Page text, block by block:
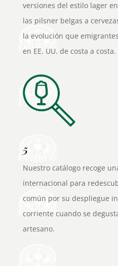
versiones del estilo lager
las pilsner belgas a
la evolución que
en EE. UU. de costa a costa.
5
Nuestro catálogo recoge
internacional para
común por su despliegue
corriente cuando se
artesano.